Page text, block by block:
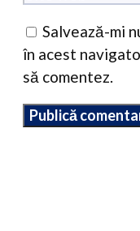
Salvează-mi
în acest
să comentez.